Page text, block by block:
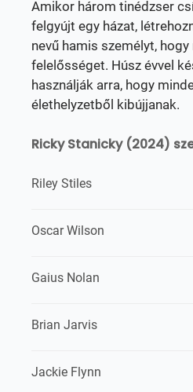
Amikor három tinédzser
felgyújt egy házat,
nevű hamis személyt,
felelősséget. Húsz évvel
használják arra, hogy
élethelyzetből kibújjanak.
Ricky Stanicky (2024)
Riley Stiles
Oscar Wilson
Gaius Nolan
Brian Jarvis
Jackie Flynn